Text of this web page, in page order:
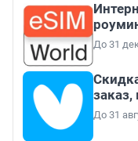
До 31
До 31